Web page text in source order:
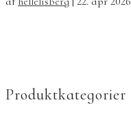
Produktkategorier